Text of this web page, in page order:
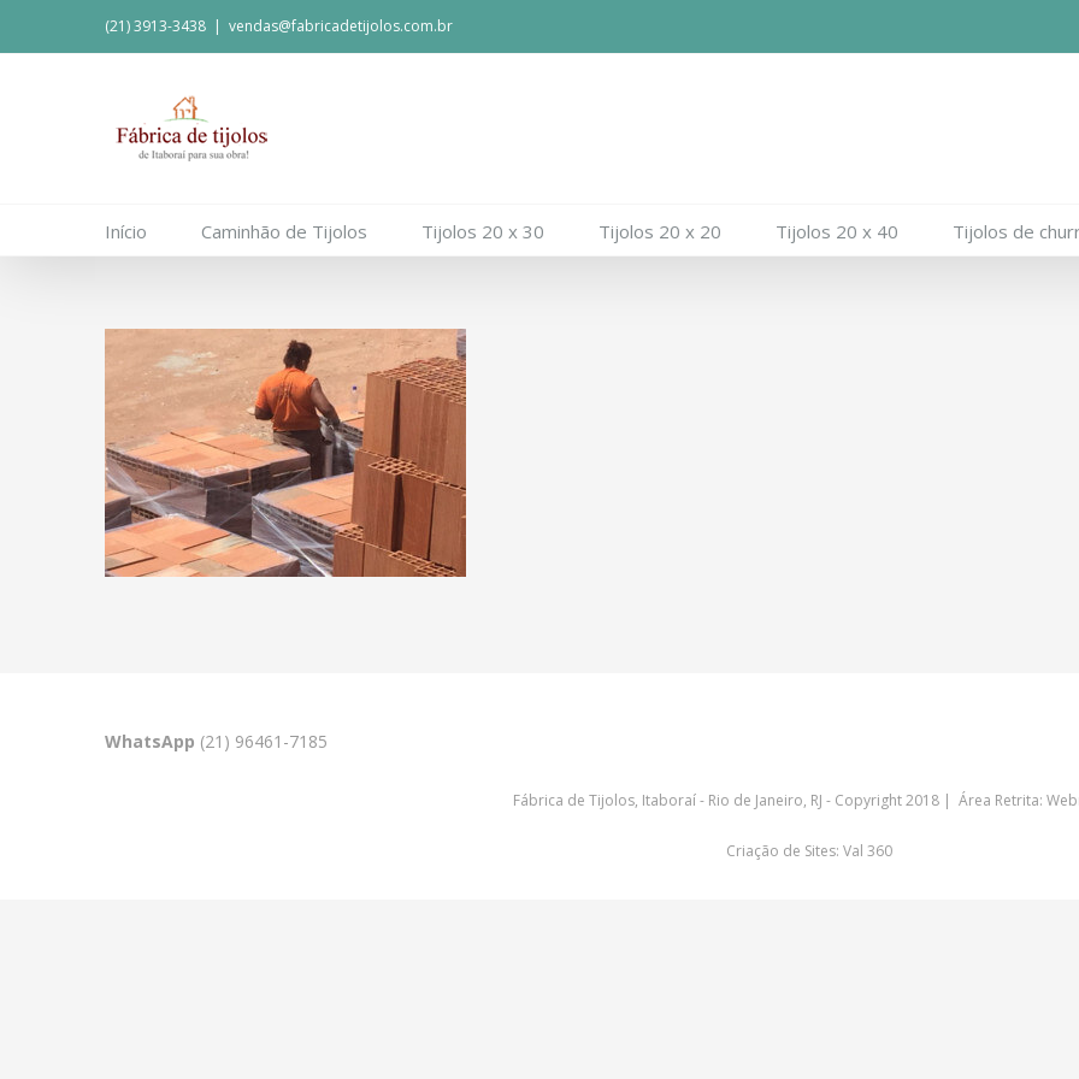
(21) 3913-3438 | vendas@fabricadetijolos.com.br
Início Caminhão de Tijolos Tijolos 20 x 30 Tijolos 20 x 20 Tijolos 20 x 40 Tijolos de
WhatsApp (21) 96461-7185
Fábrica de Tijolos, Itaboraí - Rio de Janeiro, RJ - Copyright 2018 | Área Retrita:
Criação de Sites: Val 360